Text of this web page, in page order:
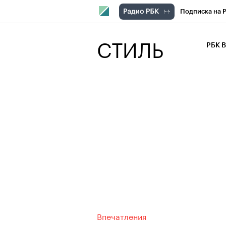
Подписка на
СТИЛЬ РБК
Впечатления